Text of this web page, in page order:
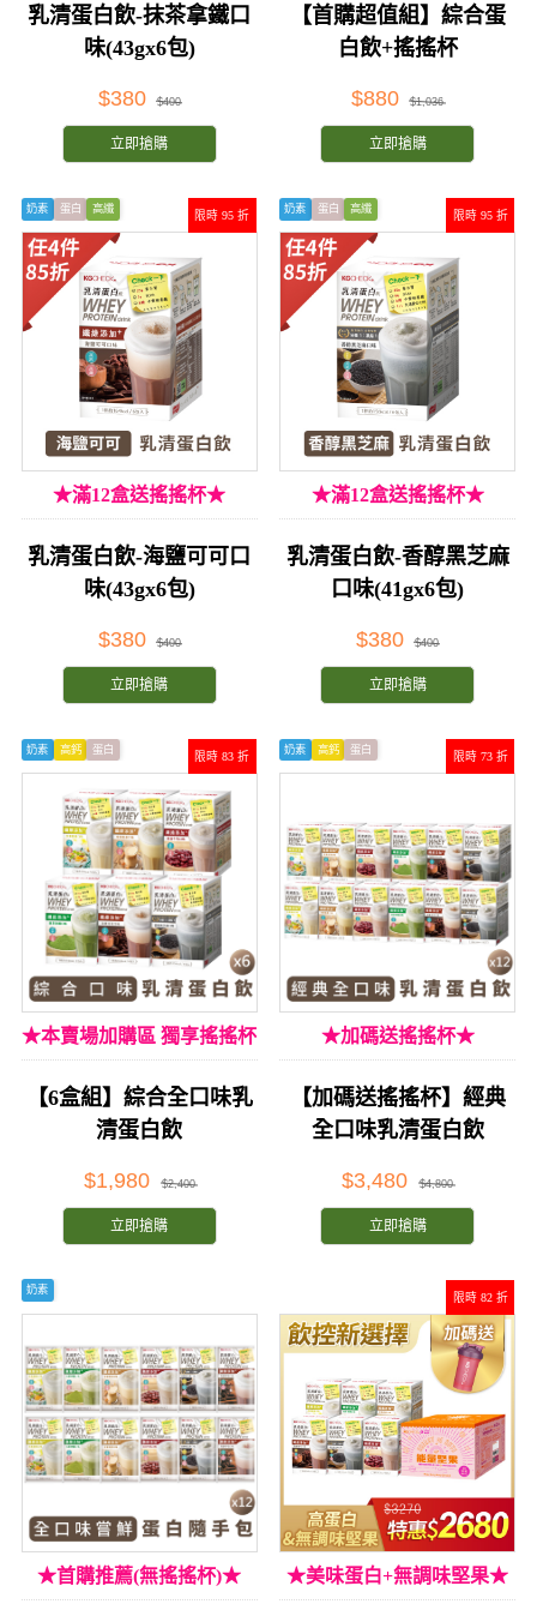
乳清蛋白飲-抹茶拿鐵口
味(43gx6包)
$380 $400
立即搶購
【首購超值組】綜合蛋
白飲+搖搖杯
$880 $1,036
立即搶購
限時 95 折
奶素 蛋白 高纖
★滿12盒送搖搖杯★
乳清蛋白飲-海鹽可可口
味(43gx6包)
$380 $400
立即搶購
限時 95 折
奶素 蛋白 高纖
★滿12盒送搖搖杯★
乳清蛋白飲-香醇黑芝麻
口味(41gx6包)
$380 $400
立即搶購
限時 83 折
奶素 高鈣 蛋白
★本賣場加購區 獨享搖搖杯
加購價★
【6盒組】綜合全口味乳
清蛋白飲
$1,980 $2,400
立即搶購
限時 73 折
奶素 高鈣 蛋白
★加碼送搖搖杯★
【加碼送搖搖杯】經典
全口味乳清蛋白飲
$3,480 $4,800
立即搶購
奶素
★首購推薦(無搖搖杯)★
限時 82 折
★美味蛋白+無調味堅果★